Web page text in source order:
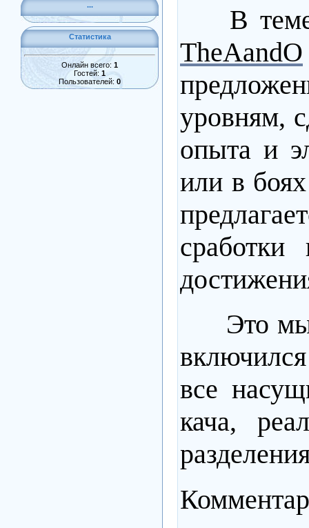
...
Статистика
Онлайн всего: 1
Гостей: 1
Пользователей: 0
В
TheAandO
уровням,
опыта и
или в
Это
все
кача,